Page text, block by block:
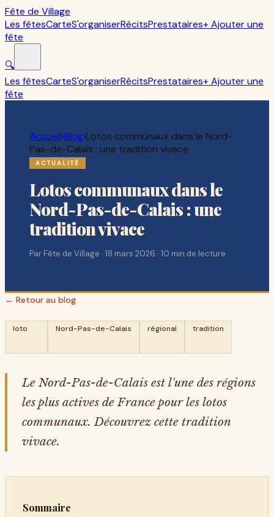
Fête de Village
Les fêtesCarteS'organiserRécitsPrestataires+ Ajouter une
fête
🔍
Les fêtesCarteS'organiserRécitsPrestataires+ Ajouter une
fête
Accueil›Blog›Lotos communaux dans le Nord-
Pas-de-Calais : une tradition vivace
ACTUALITÉ
Lotos communaux dans le
Nord-Pas-de-Calais : une
tradition vivace
Par Fête de Village · 18 mars 2026 · 10 min de lecture
← Retour au blog
loto Nord-Pas-de-Calais régional tradition
Le Nord-Pas-de-Calais est l'une des régions
les plus actives de France pour les lotos
communaux. Découvrez cette tradition
vivace.
Sommaire